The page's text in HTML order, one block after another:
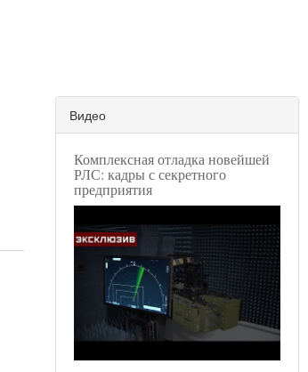
Видео
Комплексная отладка новейшей
РЛС: кадры с секретного
предприятия